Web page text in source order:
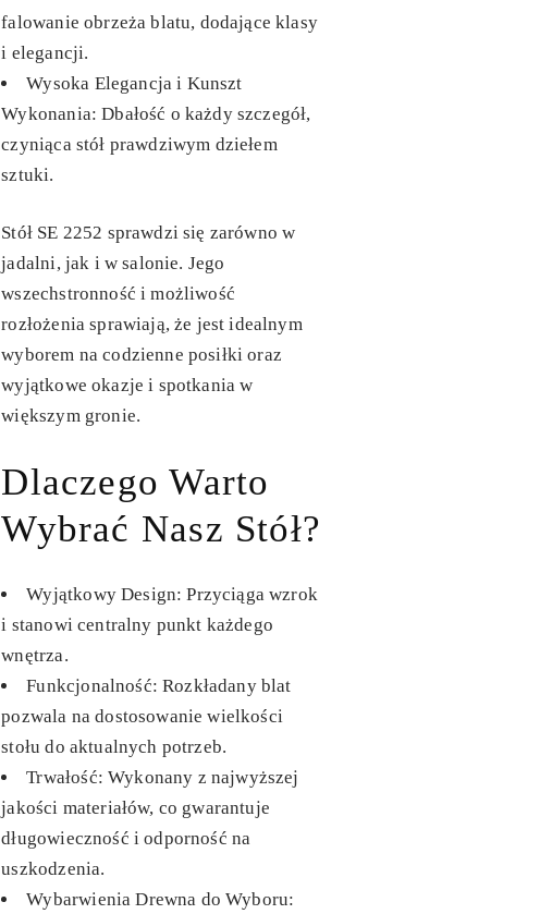
falowanie obrzeża blatu, dodające klasy
i elegancji.
Wysoka Elegancja i Kunszt
Wykonania: Dbałość o każdy szczegół,
czyniąca stół prawdziwym dziełem
sztuki.
Stół SE 2252 sprawdzi się zarówno w
jadalni, jak i w salonie. Jego
wszechstronność i możliwość
rozłożenia sprawiają, że jest idealnym
wyborem na codzienne posiłki oraz
wyjątkowe okazje i spotkania w
większym gronie.
Dlaczego Warto
Wybrać Nasz Stół?
Wyjątkowy Design: Przyciąga wzrok
i stanowi centralny punkt każdego
wnętrza.
Funkcjonalność: Rozkładany blat
pozwala na dostosowanie wielkości
stołu do aktualnych potrzeb.
Trwałość: Wykonany z najwyższej
jakości materiałów, co gwarantuje
długowieczność i odporność na
uszkodzenia.
Wybarwienia Drewna do Wyboru: